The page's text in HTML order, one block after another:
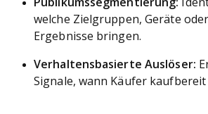
Publikumssegmentierung:
welche Zielgruppen, Geräte
Ergebnisse bringen.
Verhaltensbasierte Auslöser:
Signale, wann Käufer kaufbereit